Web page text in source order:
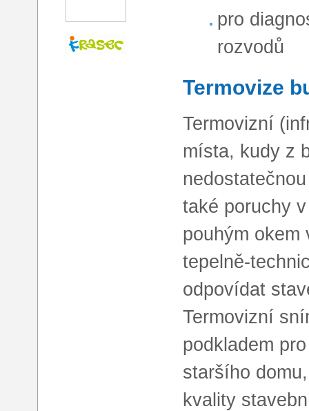
pro
rozvodů
Termovize
Termovizní
místa, kudy z
také poruchy
pouhým okem
tepelně-
odpovídat
Termovizní
podkladem
staršího
kvality